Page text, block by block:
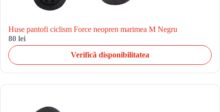
Huse pantofi ciclism Force neopren marimea M Negru
80 lei
Verifică disponibilitatea